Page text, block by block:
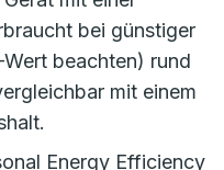
bei günstiger
beachten) rund
mit einem
Energy Efficiency